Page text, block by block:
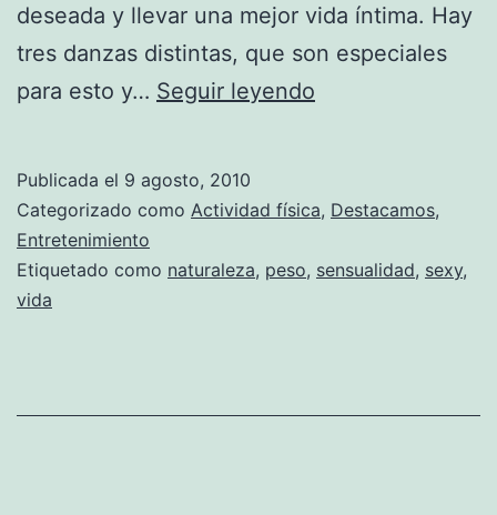
deseada y llevar una mejor vida íntima. Hay
tres danzas distintas, que son especiales
para esto y… Seguir leyendo
Publicada el 9 agosto, 2010
Categorizado como Actividad física, Destacamos,
Entretenimiento
Etiquetado como naturaleza, peso, sensualidad, sexy,
vida